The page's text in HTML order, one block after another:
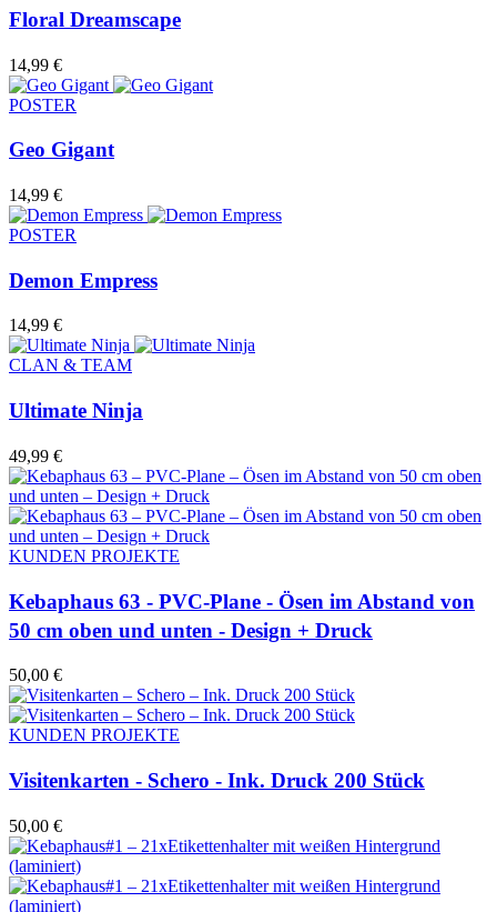
Floral Dreamscape
14,99 €
POSTER
Geo Gigant
14,99 €
POSTER
Demon Empress
14,99 €
CLAN & TEAM
Ultimate Ninja
49,99 €
KUNDEN PROJEKTE
Kebaphaus 63 - PVC-Plane - Ösen im Abstand von
50 cm oben und unten - Design + Druck
50,00 €
KUNDEN PROJEKTE
Visitenkarten - Schero - Ink. Druck 200 Stück
50,00 €